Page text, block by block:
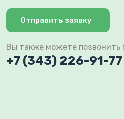
Отправить заявку
Вы также можете позвонить
+7 (343) 226-91-77